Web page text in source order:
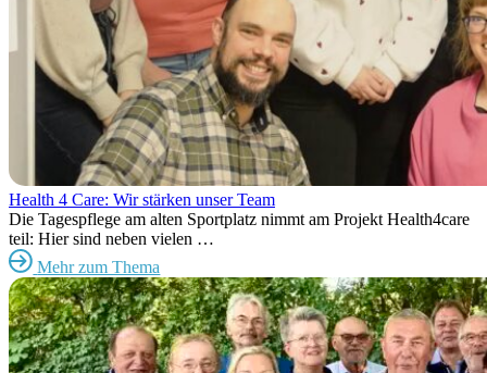
Health 4 Care: Wir stärken unser Team
Die Tagespflege am alten Sportplatz nimmt am Projekt Health4care
teil: Hier sind neben vielen …
Mehr zum Thema